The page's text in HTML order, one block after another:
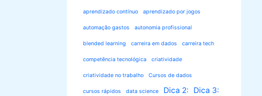
aprendizado contínuo aprendizado por jogos
automação gastos autonomia profissional
blended learning carreira em dados carreira tech
competência tecnológica criatividade
criatividade no trabalho Cursos de dados
cursos rápidos data science Dica 2:
Dica 3: